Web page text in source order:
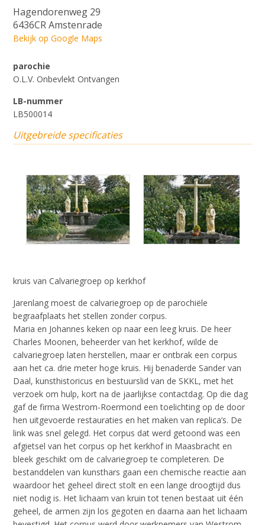
Hagendorenweg 29
6436CR Amstenrade
Bekijk op Google Maps
parochie
O.L.V. Onbevlekt Ontvangen
LB-nummer
LB500014
Uitgebreide specificaties
kruis van Calvariegroep op kerkhof
Jarenlang moest de calvariegroep op de parochiële
begraafplaats het stellen zonder corpus.
Maria en Johannes keken op naar een leeg kruis. De heer
Charles Moonen, beheerder van het kerkhof, wilde de
calvariegroep laten herstellen, maar er ontbrak een corpus
aan het ca. drie meter hoge kruis. Hij benaderde Sander van
Daal, kunsthistoricus en bestuurslid van de SKKL, met het
verzoek om hulp, kort na de jaarlijkse contactdag. Op die dag
gaf de firma Westrom-Roermond een toelichting op de door
hen uitgevoerde restauraties en het maken van replica’s. De
link was snel gelegd. Het corpus dat werd getoond was een
afgietsel van het corpus op het kerkhof in Maasbracht en
bleek geschikt om de calvariegroep te completeren. De
bestanddelen van kunsthars gaan een chemische reactie aan
waardoor het geheel direct stolt en een lange droogtijd dus
niet nodig is. Het lichaam van kruin tot tenen bestaat uit één
geheel, de armen zijn los gegoten en daarna aan het lichaam